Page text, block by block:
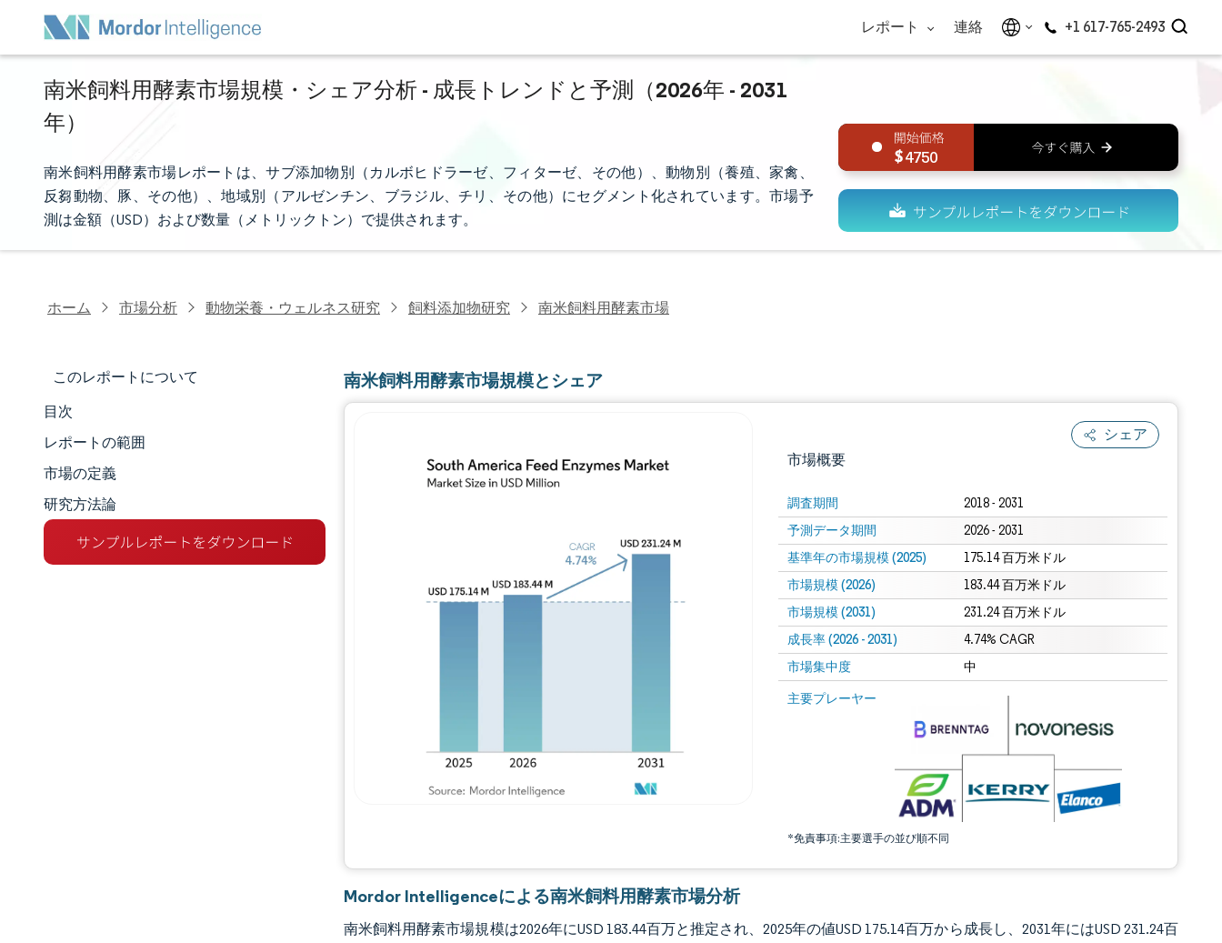
レポート 連絡 +1 617-765-2493
南米飼料用酵素市場規模・シェア分析 - 成長トレンドと予測（2026年 - 2031
年）
南米飼料用酵素市場レポートは、サブ添加物別（カルボヒドラーゼ、フィターゼ、その他）、動物別（養殖、家禽、
反芻動物、豚、その他）、地域別（アルゼンチン、ブラジル、チリ、その他）にセグメント化されています。市場予
測は金額（USD）および数量（メトリックトン）で提供されます。
4750
ホーム 市場分析 動物栄養・ウェルネス研究 飼料添加物研究 南米飼料用酵素市場
このレポートについて
市場規模とシェア
市場分析
トレンドとインサイト
セグメント分析
目次
レポートの範囲
市場の定義
研究方法論
南米飼料用酵素市場規模とシェア
シェア
市場概要
調査期間 2018 - 2031
予測データ期間 2026 - 2031
基準年の市場規模 (2025) 175.14 百万米ドル
市場規模 (2026) 183.44 百万米ドル
市場規模 (2031) 231.24 百万米ドル
成長率 (2026 - 2031) 4.74% CAGR
市場集中度 中
主要プレーヤー
*免責事項:主要選手の並び順不同
画像 © Mordor Intelligence。再利用にはCC BY 4.0の表示が必要です。
画像 © Mordor Intelligence。再利用にはCC BY 4.0の表示が必要です。
Mordor Intelligenceによる南米飼料用酵素市場分析
南米飼料用酵素市場規模は2026年にUSD 183.44百万と推定され、2025年の値USD 175.14百万から成長し、2031年にはUSD 231.24百